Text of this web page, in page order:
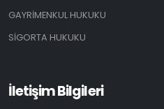
GAYRİMENKUL HUKUKU
SİGORTA HUKUKU
İletişim Bilgileri